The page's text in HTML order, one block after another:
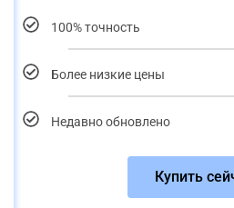
100% точность
Более низкие цены
Недавно обновлено
Купить